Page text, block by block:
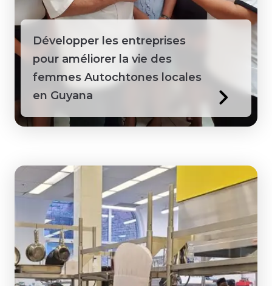
Guyana
Honduras
Jamaïque
Macédoine
Mongolie
Pérou
Philippines
Développer les entreprises
pour améliorer la vie des
femmes Autochtones locales
en Guyana